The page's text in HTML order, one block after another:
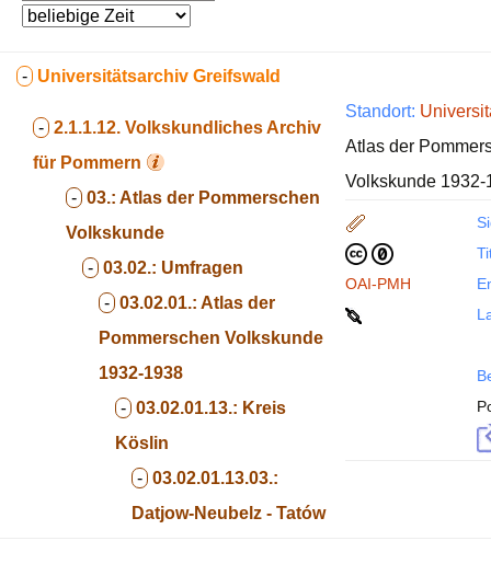
- Universitätsarchiv Greifswald
- 2.1.1.12. Volkskundliches Archiv
für Pommern
- 03.: Atlas der Pommerschen
Volkskunde
- 03.02.: Umfragen
- 03.02.01.: Atlas der
Pommerschen Volkskunde
1932-1938
- 03.02.01.13.: Kreis
Köslin
- 03.02.01.13.03.:
Datjow-Neubelz - Tatów
Standort:
Atlas der
Volkskunde 1932-
OAI-PMH